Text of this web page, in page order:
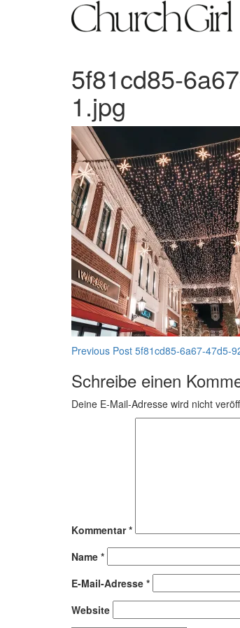
5f81cd85-
1.jpg
Previous Post 5f81cd85-6a67-47d5-
Schreibe einen
Deine E-Mail-Adresse wird nicht
Kommentar*
Name *
E-Mail-Adresse *
Website